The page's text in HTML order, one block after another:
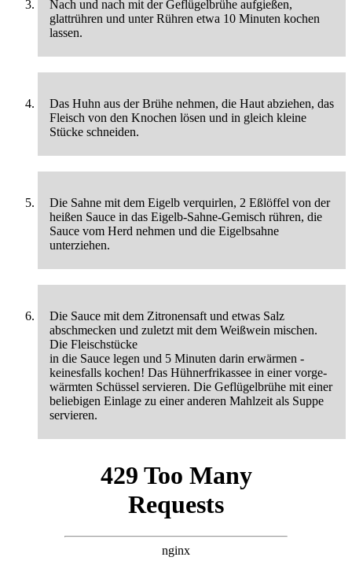
Nach und nach mit der Geflügelbrühe aufgießen,
glattrühren und unter Rühren etwa 10 Minuten kochen
lassen.
Das Huhn aus der Brühe nehmen, die Haut abziehen, das
Fleisch von den Knochen lösen und in gleich kleine
Stücke schneiden.
Die Sahne mit dem Eigelb verquirlen, 2 Eßlöffel von der
heißen Sauce in das Eigelb-Sahne-Gemisch rühren, die
Sauce vom Herd nehmen und die Eigelbsahne
unterziehen.
Die Sauce mit dem Zitronensaft und etwas Salz
abschmecken und zuletzt mit dem Weißwein mischen.
Die Fleischstücke
in die Sauce legen und 5 Minuten darin erwärmen -
keinesfalls kochen! Das Hühnerfrikassee in einer vorge-
wärmten Schüssel servieren. Die Geflügelbrühe mit einer
beliebigen Einlage zu einer anderen Mahlzeit als Suppe
servieren.